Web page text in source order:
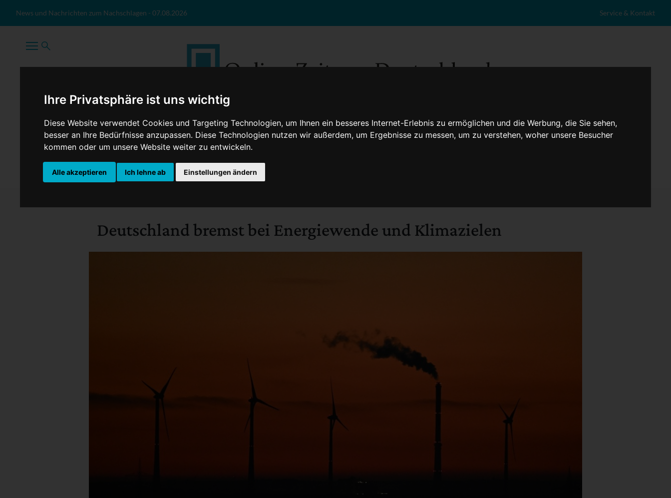
Ihre Privatsphäre ist uns wichtig
Diese Website verwendet Cookies und Targeting Technologien, um Ihnen ein besseres Internet-Erlebnis zu ermöglichen und die Werbung, die Sie sehen,
besser an Ihre Bedürfnisse anzupassen. Diese Technologien nutzen wir außerdem, um Ergebnisse zu messen, um zu verstehen, woher unsere Besucher
kommen oder um unsere Website weiter zu entwickeln.
Alle akzeptieren Ich lehne ab Einstellungen ändern
News und Nachrichten zum Nachschlagen - 07.08.2026 Service & Kontakt
TopNews Politik Sport Wirtschaft Firmennews Gesellschaft
Deutschland bremst bei Energiewende und Klimazielen